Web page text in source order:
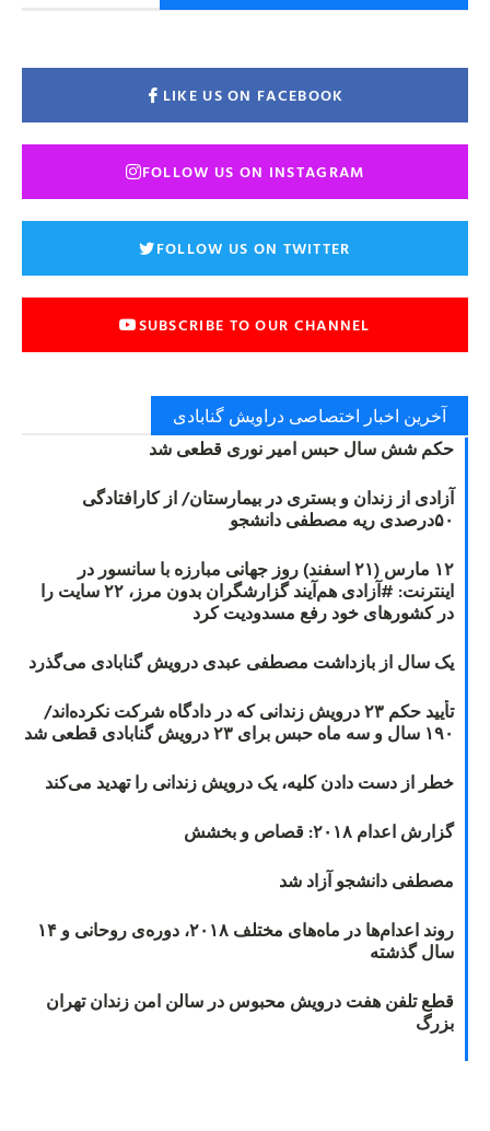
LIKE US ON FACEBOOK
FOLLOW US ON INSTAGRAM
FOLLOW US ON TWITTER
SUBSCRIBE TO OUR CHANNEL
آخرین اخبار اختصاصی دراویش گنابادی
حکم شش سال حبس امیر نوری قطعی شد
آزادی از زندان و بستری در بیمارستان/ از کارافتادگی
۵۰درصدی ریه مصطفی دانشجو
۱۲ مارس (۲۱ اسفند) روز جهانی مبارزه با سانسور در
اینترنت: #آزادی هم‌آیند گزارشگران‌ بدون مرز، ۲۲ سایت را
در کشورهای خود رفع مسدودیت کرد
یک سال از بازداشت مصطفی عبدی درویش گنابادی می‌گذرد
تأیید حکم ۲۳ درویش زندانی که در دادگاه شرکت نکرده‌اند/
۱۹۰ سال و سه ماه حبس برای ۲۳ درویش گنابادی قطعی شد
خطر از دست دادن کلیه، یک درویش زندانی را تهدید می‌کند
گزارش اعدام ۲۰۱۸: قصاص و بخشش
مصطفی دانشجو آزاد شد
روند اعدام‌ها در ماه‌های مختلف ۲۰۱۸، دوره‌ی روحانی و ۱۴
سال گذشته
قطع تلفن هفت درویش محبوس در سالن امن زندان تهران
بزرگ